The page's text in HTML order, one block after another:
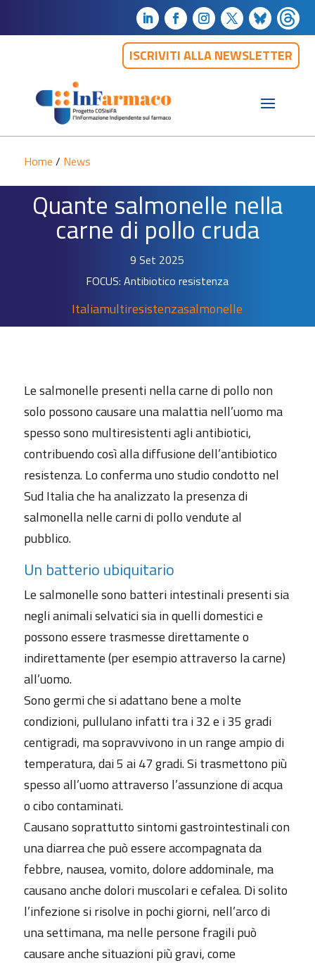
ISCRIVITI ALLA NEWSLETTER
Home / News
Quante salmonelle nella
carne di pollo cruda
9 Set 2025
FOCUS: Antibiotico resistenza
Italiamultiresistenzasalmonelle
Le salmonelle presenti nella carne di pollo non
solo possono causare una malattia nell’uomo ma
spesso sono multiresistenti agli antibiotici,
contribuendo così alla diffusione dell’antibiotico
resistenza. Lo conferma uno studio condotto nel
Sud Italia che ha analizzato la presenza di
salmonella nelle carni di pollo vendute al
pubblico.
Un batterio ubiquitario
Le salmonelle sono batteri intestinali presenti sia
negli animali selvatici sia in quelli domestici e
possono essere trasmesse direttamente o
indirettamente (per esempio attraverso la carne)
all’uomo.
Sono germi che si adattano bene a molte
condizioni, pullulano infatti tra i 32 e i 35 gradi
centigradi, ma sopravvivono in un range ampio di
temperatura, dai 5 ai 47 gradi. Si trasmettono più
spesso all’uomo attraverso l’assunzione di acqua
o cibo contaminati.
Causano soprattutto sintomi gastrointestinali con
una diarrea che può essere accompagnata da
febbre, nausea, vomito, dolore addominale, ma
causano anche dolori muscolari e cefalea. Di solito
l’infezione si risolve in pochi giorni, nell’arco di
una settimana, ma nelle persone fragili può
causare anche situazioni più gravi, come